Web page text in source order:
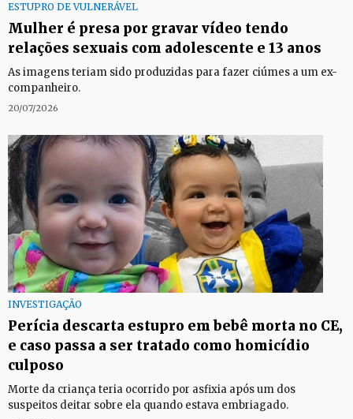
ESTUPRO DE VULNERÁVEL
Mulher é presa por gravar vídeo tendo
relações sexuais com adolescente e 13 anos
As imagens teriam sido produzidas para fazer ciúmes a um ex-
companheiro.
20/07/2026
INVESTIGAÇÃO
Perícia descarta estupro em bebê morta no CE,
e caso passa a ser tratado como homicídio
culposo
Morte da criança teria ocorrido por asfixia após um dos
suspeitos deitar sobre ela quando estava embriagado.